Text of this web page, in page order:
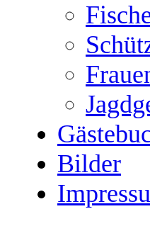
Bilder